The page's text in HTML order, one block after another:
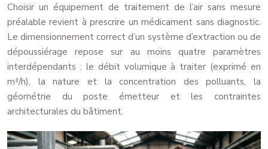
Choisir un équipement de traitement de l’air sans mesure
préalable revient à prescrire un médicament sans diagnostic.
Le dimensionnement correct d’un système d’extraction ou de
dépoussiérage repose sur au moins quatre paramètres
interdépendants : le débit volumique à traiter (exprimé en
m³/h), la nature et la concentration des polluants, la
géométrie du poste émetteur et les contraintes
architecturales du bâtiment.